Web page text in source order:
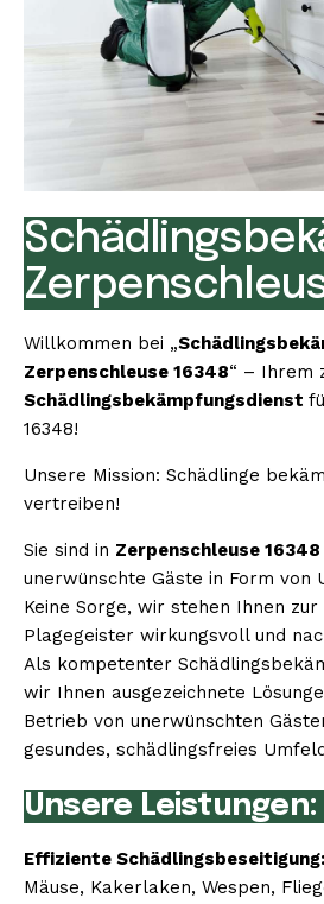
Willkommen bei „
Zerpenschleuse 16348“ – Ihrem
Schädlingsbekämpfungsdienst
16348!
Unsere Mission: Schädlinge
vertreiben!
Sie sind in Zerpenschleuse 16348
unerwünschte Gäste in Form von
Keine Sorge, wir stehen Ihnen zur
Plagegeister wirkungsvoll und
Als kompetenter
wir Ihnen ausgezeichnete
Betrieb von unerwünschten
gesundes, schädlingsfreies
Unsere Leistungen:
Effiziente Schädlingsbeseitigung:
Mäuse, Kakerlaken, Wespen,